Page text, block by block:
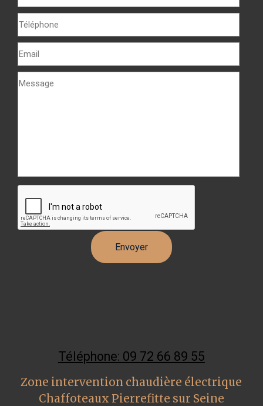
Téléphone: 09 72 66 89 55
Zone intervention chaudière électrique
Chaffoteaux Pierrefitte sur Seine